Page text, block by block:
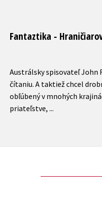
Fantaztika -
Austrálsky spisovateľ John
čítaniu. A taktiež chcel
obľúbený v mnohých